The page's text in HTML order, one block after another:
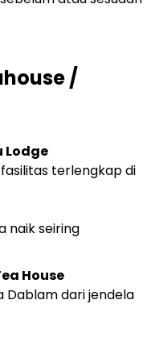
/
Lodge
terlengkap di
naik seiring
House
Dablam dari jendela